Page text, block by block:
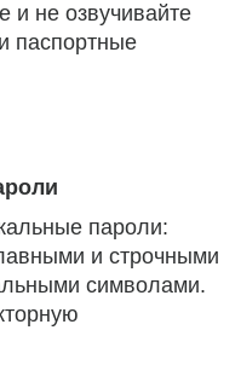
и не озвучивайте
паспортные
пароли:
и строчными
символами.